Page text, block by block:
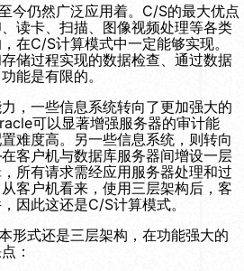
今仍然广泛应用着。C/S的最大优点
读卡、扫描、图像视频处理等各类
在C/S计算模式中一定能够实现。
储过程实现的数据检查、通过数据
能是有限的。
，一些信息系统转向了更加强大的
可以显著增强服务器的审计能
难度高。另一些信息系统，则转向
客户机与数据库服务器间增设一层
所有请求需经应用服务器处理和过
客户机看来，使用三层架构后，客
因此这还是C/S计算模式。
形式还是三层架构，在功能强大的
：